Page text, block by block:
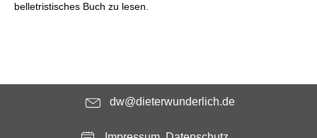
belletristisches Buch zu lesen.
dw@dieterwunderlich.de